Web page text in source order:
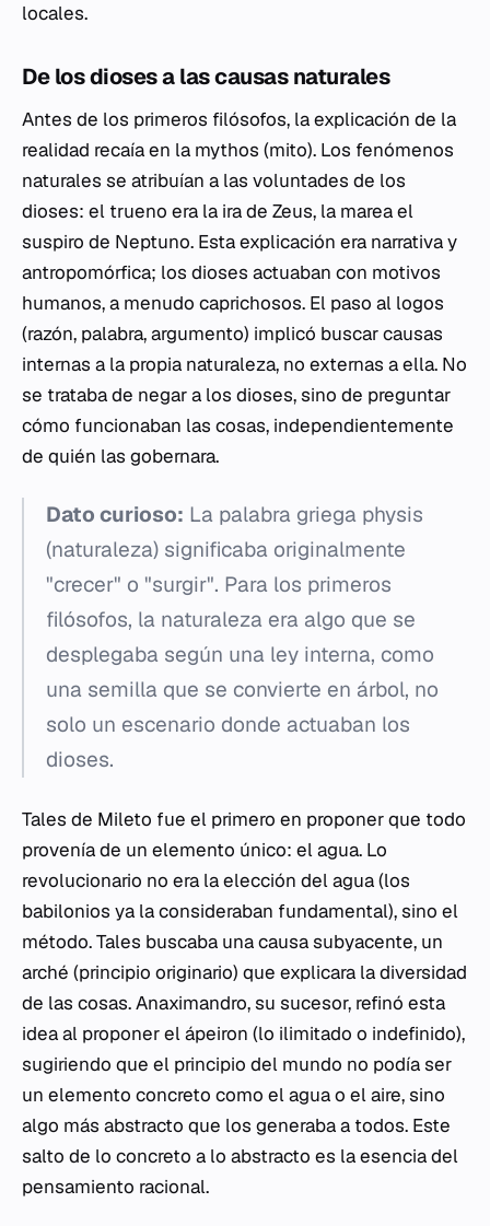
locales.
De los dioses a las causas naturales
Antes de los primeros filósofos, la explicación de la
realidad recaía en la mythos (mito). Los fenómenos
naturales se atribuían a las voluntades de los
dioses: el trueno era la ira de Zeus, la marea el
suspiro de Neptuno. Esta explicación era narrativa y
antropomórfica; los dioses actuaban con motivos
humanos, a menudo caprichosos. El paso al logos
(razón, palabra, argumento) implicó buscar causas
internas a la propia naturaleza, no externas a ella. No
se trataba de negar a los dioses, sino de preguntar
cómo funcionaban las cosas, independientemente
de quién las gobernara.
Dato curioso: La palabra griega physis
(naturaleza) significaba originalmente
"crecer" o "surgir". Para los primeros
filósofos, la naturaleza era algo que se
desplegaba según una ley interna, como
una semilla que se convierte en árbol, no
solo un escenario donde actuaban los
dioses.
Tales de Mileto fue el primero en proponer que todo
provenía de un elemento único: el agua. Lo
revolucionario no era la elección del agua (los
babilonios ya la consideraban fundamental), sino el
método. Tales buscaba una causa subyacente, un
arché (principio originario) que explicara la diversidad
de las cosas. Anaximandro, su sucesor, refinó esta
idea al proponer elápeiron (lo ilimitado o indefinido),
sugiriendo que el principio del mundo no podía ser
un elemento concreto como el agua o el aire, sino
algo más abstracto que los generaba a todos. Este
salto de lo concreto a lo abstracto es la esencia del
pensamiento racional.